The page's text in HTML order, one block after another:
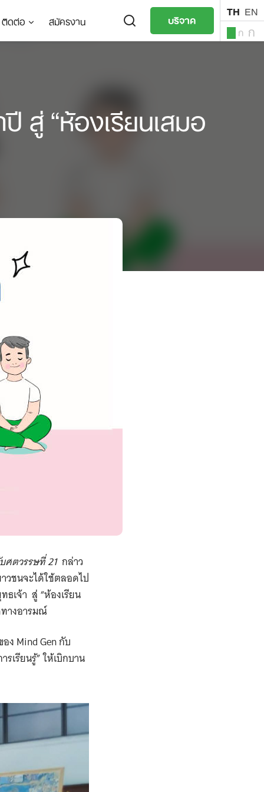
ติดต่อ สมัครงาน บริจาค TH EN
ก ก
“ห้องเรียนเสมอ
ศตวรรษที่ 21กล่าว
วชนจะได้ใช้ตลอดไป
เจ้า สู่ “ห้องเรียน
างอารมณ์
ง Mind Gen กับ
เรียนรู้” ให้เบิกบาน